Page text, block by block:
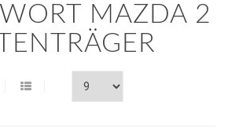
MAZDA 2